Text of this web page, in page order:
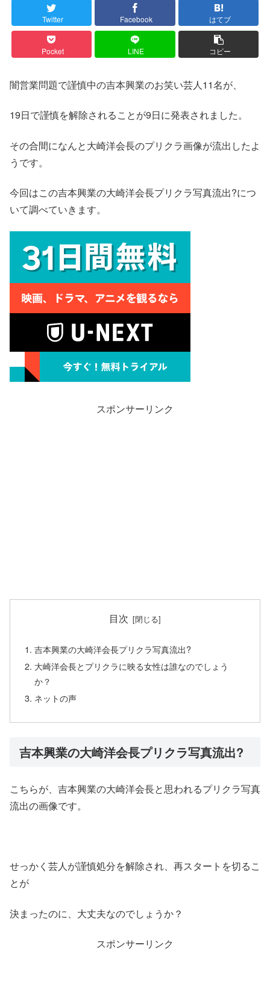
Twitter Facebook はてブ
Pocket LINE コピー
闇営業問題で謹慎中の吉本興業のお笑い芸人11名が、
19日で謹慎を解除されることが9日に発表されました。
その合間になんと大崎洋会長のプリクラ画像が流出したよ
うです。
今回はこの吉本興業の大崎洋会長プリクラ写真流出?につ
いて調べていきます。
スポンサーリンク
目次
吉本興業の大崎洋会長プリクラ写真流出?
大崎洋会長とプリクラに映る女性は誰なのでしょう
か？
ネットの声
吉本興業の大崎洋会長プリクラ写真流出?
こちらが、吉本興業の大崎洋会長と思われるプリクラ写真
流出の画像です。
せっかく芸人が謹慎処分を解除され、再スタートを切るこ
とが
決まったのに、大丈夫なのでしょうか？
スポンサーリンク